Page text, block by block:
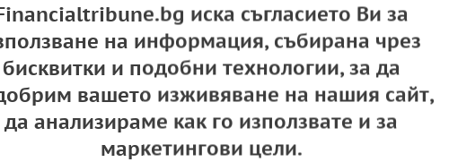
износ за САЩ намаля до най-ниското си ниво от
иска съгласието Ви за
на информация, събирана чрез
бисквитки и подобни технологии, за да
вашето изживяване на нашия сайт,
да анализираме как го използвате и за
маркетингови цели.